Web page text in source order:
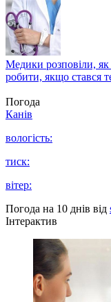
Медики розповіли, як
робити, якщо стався
Погода
Канів
вологість:
тиск:
вітер:
Погода на 10 днів від
Інтерактив